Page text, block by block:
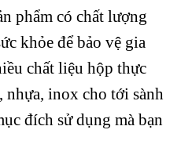
phẩm có chất lượng
khỏe để bảo vệ gia
chất liệu hộp thực
nhựa, inox cho tới sành
đích sử dụng mà bạn